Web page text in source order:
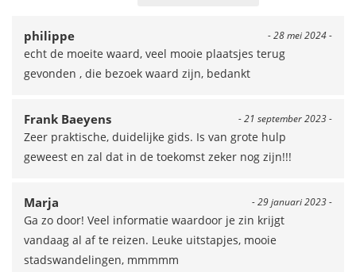
- 28 mei 2024 -
philippe
echt de moeite waard, veel mooie plaatsjes terug
gevonden , die bezoek waard zijn, bedankt
- 21 september 2023 -
Frank Baeyens
Zeer praktische, duidelijke gids. Is van grote hulp
geweest en zal dat in de toekomst zeker nog zijn!!!
- 29 januari 2023 -
Marja
Ga zo door! Veel informatie waardoor je zin krijgt
vandaag al af te reizen. Leuke uitstapjes, mooie
stadswandelingen, mmmmm